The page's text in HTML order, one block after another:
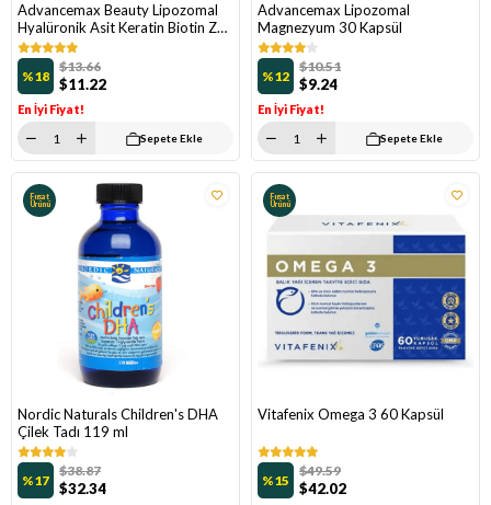
Advancemax Beauty Lipozomal
Hyalüronik Asit Keratin Biotin Zn
30 Kapsül
%18 $11.22
$13.66
En İyi Fiyat!
Sepete Ekle
Advancemax Lipozomal
Magnezyum 30 Kapsül
%12 $9.24
$10.51
En İyi Fiyat!
Sepete Ekle
Nordic Naturals Children's DHA
Çilek Tadı 119 ml
%17 $32.34
$38.87
Fırsat
Ürünü
Vitafenix Omega 3 60 Kapsül
%15 $42.02
$49.59
Fırsat
Ürünü